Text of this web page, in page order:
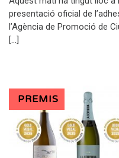
presentació oficial de
l’Agència de Promoció de
[…]
PREMIS